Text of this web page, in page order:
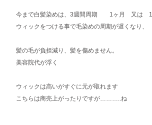
今まで白髪染めは、3週間周期
1ヶ月 又は 1
ウィックをつける事で毛染めの周期が遅くなり、
髪の毛が負担減り、髪を傷めません。
美容院代が浮く
ウィックは高いがすぐに元が取れます
こちらは商売上がったりですが………..ね